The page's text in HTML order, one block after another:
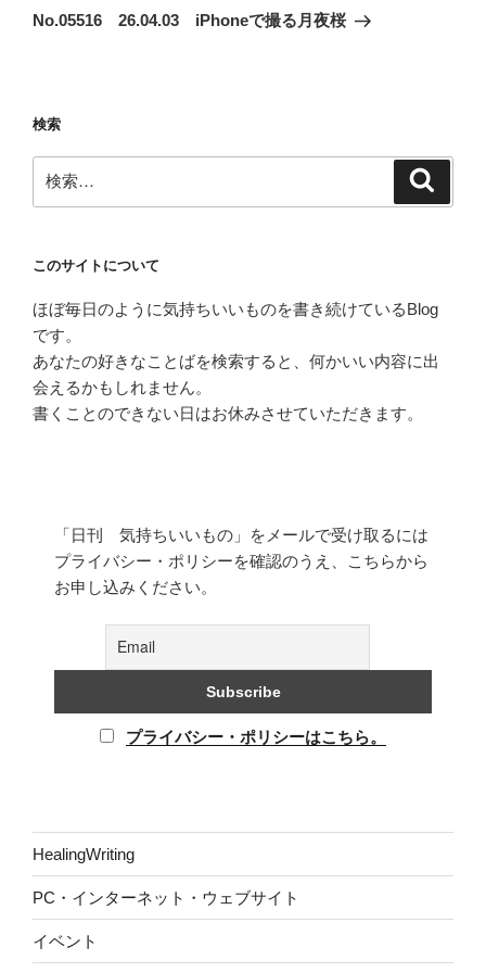
ゲ
ン
の
No.05516 26.04.03 iPhoneで撮る月夜桜
検索
索:
このサイトについて
ほぼ毎日のように気持ちいいものを書き続けているBlog
です。
あなたの好きなことばを検索すると、何かいい内容に出
会えるかもしれません。
書くことのできない日はお休みさせていただきます。
「日刊 気持ちいいもの」をメールで受け取るには
プライバシー・ポリシーを確認のうえ、こちらから
お申し込みください。
プライバシー・ポリシーはこちら。
HealingWriting
PC・インターネット・ウェブサイト
イベント